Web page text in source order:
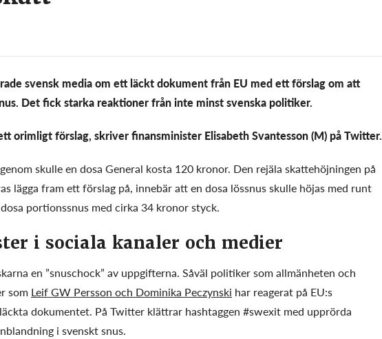
svensk media om ett läckt dokument från EU med ett förslag om att
Det fick starka reaktioner från inte minst svenska politiker.
orimligt förslag, skriver finansminister Elisabeth Svantesson (M) på Twitter.
skulle en dosa General kosta 120 kronor. Den rejäla skattehöjningen på
lägga fram ett förslag på, innebär att en dosa lössnus skulle höjas med runt
portionssnus med cirka 34 kronor styck.
i sociala kanaler och medier
en ”snuschock” av uppgifterna. Såväl politiker som allmänheten och
som Leif GW Persson och Dominika Peczynski har reagerat på EU:s
dokumentet. På Twitter klättrar hashtaggen #swexit med upprörda
i svenskt snus.